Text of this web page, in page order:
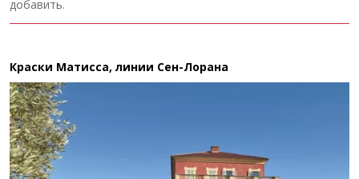
добавить.
Краски Матисса, линии Сен-Лорана